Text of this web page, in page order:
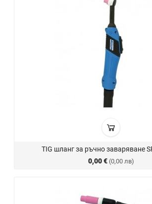
TIG шланг за ръчно заваряване
0,00 € (0,00 лв)